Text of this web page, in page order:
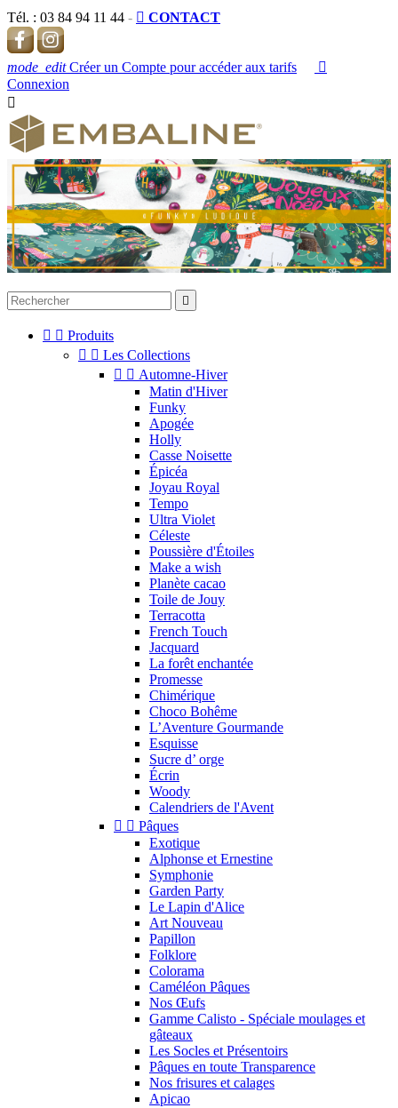
Tél. : 03 84 94 11 44 -  CONTACT
mode_edit Créer un Compte pour accéder aux tarifs

Connexion


  Produits
  Les Collections
  Automne-Hiver
Matin d'Hiver
Funky
Apogée
Holly
Casse Noisette
Épicéa
Joyau Royal
Tempo
Ultra Violet
Céleste
Poussière d'Étoiles
Make a wish
Planète cacao
Toile de Jouy
Terracotta
French Touch
Jacquard
La forêt enchantée
Promesse
Chimérique
Choco Bohême
L’Aventure Gourmande
Esquisse
Sucre d’ orge
Écrin
Woody
Calendriers de l'Avent
  Pâques
Exotique
Alphonse et Ernestine
Symphonie
Garden Party
Le Lapin d'Alice
Art Nouveau
Papillon
Folklore
Colorama
Caméléon Pâques
Nos Œufs
Gamme Calisto - Spéciale moulages et
gâteaux
Les Socles et Présentoirs
Pâques en toute Transparence
Nos frisures et calages
Apicao